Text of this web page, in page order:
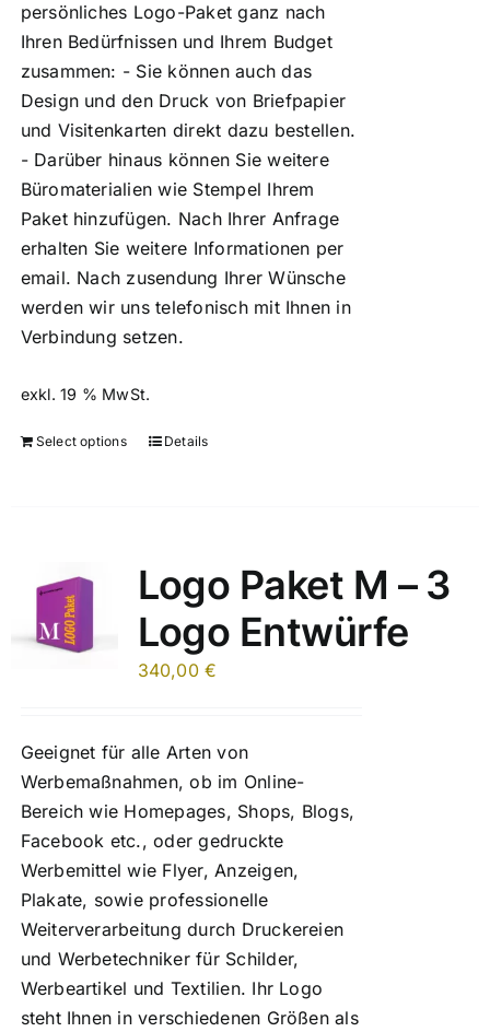
persönliches Logo-Paket ganz nach
Ihren Bedürfnissen und Ihrem Budget
zusammen: - Sie können auch das
Design und den Druck von Briefpapier
und Visitenkarten direkt dazu bestellen.
- Darüber hinaus können Sie weitere
Büromaterialien wie Stempel Ihrem
Paket hinzufügen. Nach Ihrer Anfrage
erhalten Sie weitere Informationen per
email. Nach zusendung Ihrer Wünsche
werden wir uns telefonisch mit Ihnen in
Verbindung setzen.
exkl. 19 % MwSt.
Select options Details
Logo Paket M – 3
Logo Entwürfe
340,00€
Geeignet für alle Arten von
Werbemaßnahmen, ob im Online-
Bereich wie Homepages, Shops, Blogs,
Facebook etc., oder gedruckte
Werbemittel wie Flyer, Anzeigen,
Plakate, sowie professionelle
Weiterverarbeitung durch Druckereien
und Werbetechniker für Schilder,
Werbeartikel und Textilien. Ihr Logo
steht Ihnen in verschiedenen Größen als